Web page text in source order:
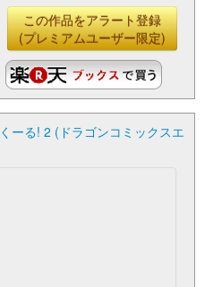
この作品をアラート登録
(プレミアムユーザー限定)
ーる! 2 (ドラゴンコミックスエ